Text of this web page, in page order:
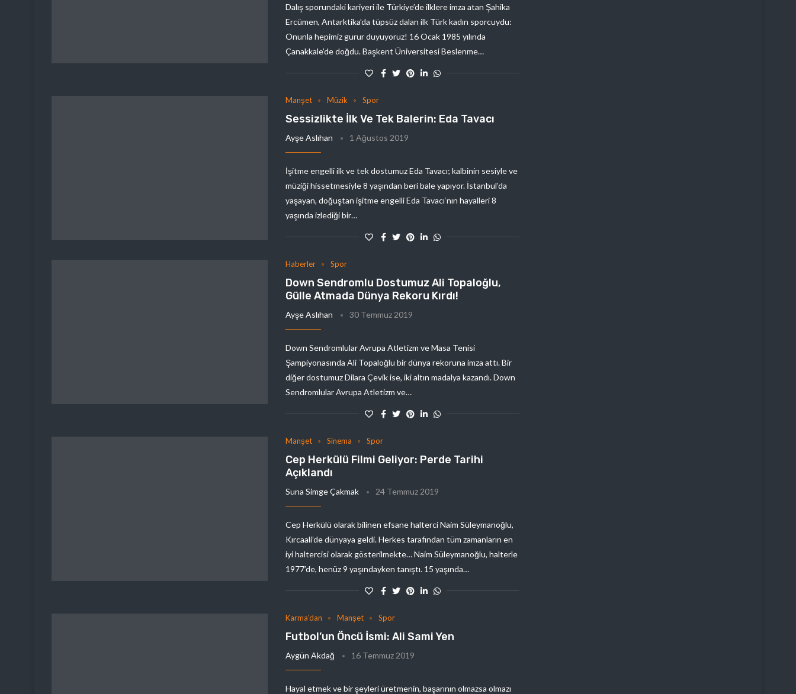
Dalış sporundaki kariyeri ile Türkiye’de ilklere imza atan Şahika
Ercümen, Antarktika’da tüpsüz dalan ilk Türk kadın sporcuydu:
Onunla hepimiz gurur duyuyoruz! 16 Ocak 1985 yılında
Çanakkale’de doğdu. Başkent Üniversitesi Beslenme…
Manşet Müzik Spor
Sessizlikte İlk Ve Tek Balerin: Eda Tavacı
Ayşe Aslıhan 1 Ağustos 2019
İşitme engelli ilk ve tek dostumuz Eda Tavacı; kalbinin sesiyle ve
müziği hissetmesiyle 8 yaşından beri bale yapıyor. İstanbul’da
yaşayan, doğuştan işitme engelli Eda Tavacı‘nın hayalleri 8
yaşında izlediği bir…
Haberler Spor
Down Sendromlu Dostumuz Ali Topaloğlu,
Gülle Atmada Dünya Rekoru Kırdı!
Ayşe Aslıhan 30 Temmuz 2019
Down Sendromlular Avrupa Atletizm ve Masa Tenisi
Şampiyonasında Ali Topaloğlu bir dünya rekoruna imza attı. Bir
diğer dostumuz Dilara Çevik ise, iki altın madalya kazandı. Down
Sendromlular Avrupa Atletizm ve…
Manşet Sinema Spor
Cep Herkülü Filmi Geliyor: Perde Tarihi
Açıklandı
Suna Simge Çakmak 24 Temmuz 2019
Cep Herkülü olarak bilinen efsane halterci Naim Süleymanoğlu,
Kırcaali’de dünyaya geldi. Herkes tarafından tüm zamanların en
iyi haltercisi olarak gösterilmekte… Naim Süleymanoğlu, halterle
1977’de, henüz 9 yaşındayken tanıştı. 15 yaşında…
Karma'dan Manşet Spor
Futbol’un Öncü İsmi: Ali Sami Yen
Aygün Akdağ 16 Temmuz 2019
Hayal etmek ve bir şeyleri üretmenin, başarının olmazsa olmazı